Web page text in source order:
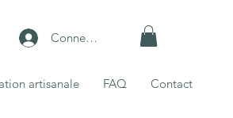
Connexion
artisanale FAQ Contact